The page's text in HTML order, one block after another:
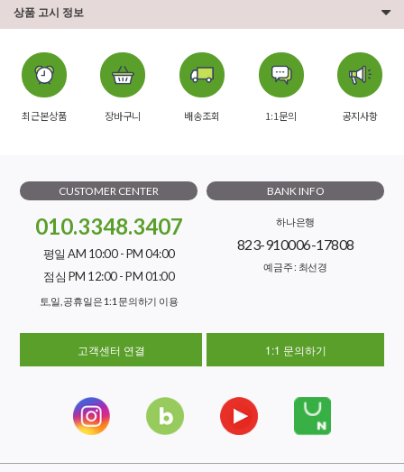
상품 고시 정보
최근본상품 장바구니 배송조회 1:1문의 공지사항
CUSTOMER CENTER
010.3348.3407
평일 AM 10:00 - PM 04:00
점심 PM 12:00 - PM 01:00
토,일, 공휴일은 1:1 문의하기 이용
BANK INFO
하나은행
823-910006-17808
예금주 : 최선경
고객센터 연결 1:1 문의하기